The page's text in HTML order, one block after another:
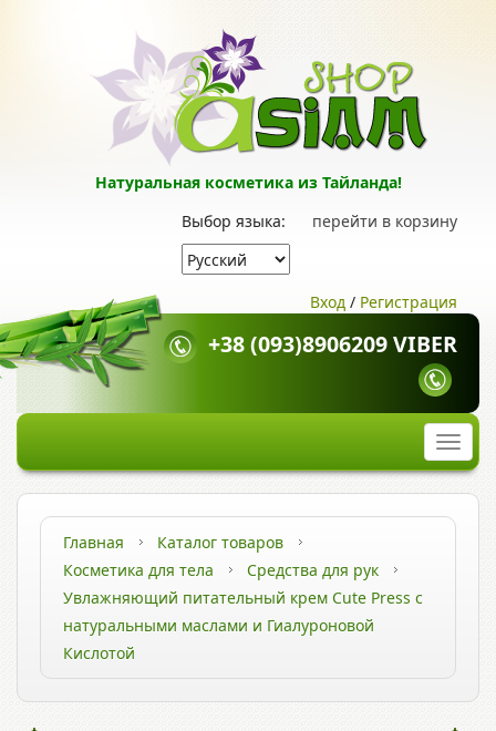
Натуральная косметика из Тайланда!
перейти в корзину
Выбор языка:
Вход / Регистрация
+38 (093)8906209 VIBER
Главная
Каталог товаров
Косметика для тела
Средства для рук
Увлажняющий питательный крем Cute Press с
натуральными маслами и Гиалуроновой
Кислотой